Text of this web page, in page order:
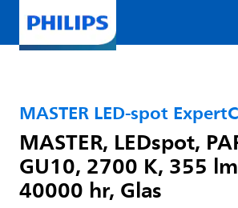
MASTER LED-spot
MASTER, LEDspot,
GU10, 2700 K, 355
40000 hr, Glas